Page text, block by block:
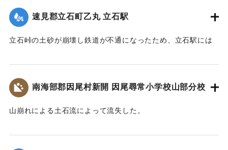
のは、「北馬城の昔をたずねる会」の皆さんでした。その活
動に対して改めて敬意を表します。
令和五年はこの災害から八十年目の節目の年に当たりま
碑を建立します。
遺族関係者一同
動員して立石峠の鉄道線路と国道の復旧作業に着手した。昼
夜兼行の奮闘のかいあって23日午前中には、早くも列車の開
及んだが、食事は、すべて婦人会員の炊き出しによってまか
め車馬が通行できるようになったのは10月3日であった。
文化研究会 松原保則氏の報告による）】
｜固有コード:00481072
速見郡立石町乙丸 立石駅
立石峠の土砂が崩壊し鉄道が不通になったため、立石駅には
であるから乗客の中には多くの応召兵も含まれていた。立石
駅付近の街は浸水し濁流が洗っていたが、立石町長は、婦人
会員を召集して炊き出しをし、列車の乗客に配給した。
【出典：山香町誌（山香町誌刊行会、1982）（おおいた石造
南海部郡因尾村新開 因尾尋常小学校山部分校
山崩れによる土石流によって流失した。